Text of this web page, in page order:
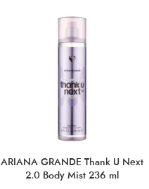
ARIANA GRANDE Thank U Next
2.0 Body Mist 236 ml